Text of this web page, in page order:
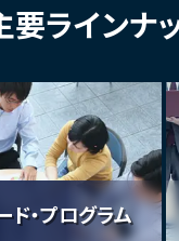
ラインナ
ド・プログラム